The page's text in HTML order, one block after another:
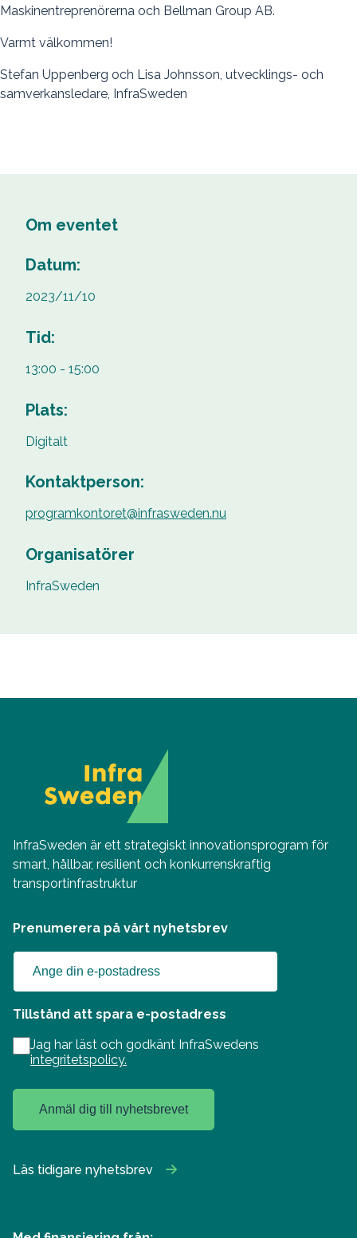
Maskinentreprenörerna och Bellman Group AB.
Varmt välkommen!
Stefan Uppenberg och Lisa Johnsson, utvecklings- och
samverkansledare, InfraSweden​
Om eventet
Datum:
2023/11/10
Tid:
13:00 - 15:00
Plats:
Digitalt
Kontaktperson:
programkontoret@infrasweden.nu
Organisatörer
InfraSweden
InfraSweden är ett strategiskt innovationsprogram för
smart, hållbar, resilient och konkurrenskraftig
transportinfrastruktur
Prenumerera på vårt nyhetsbrev
Tillstånd att spara e-postadress
Jag har läst och godkänt InfraSwedens
integritetspolicy.
Anmäl dig till nyhetsbrevet
Läs tidigare nyhetsbrev